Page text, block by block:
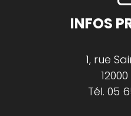
INFOS
1, rue
Tél. 05